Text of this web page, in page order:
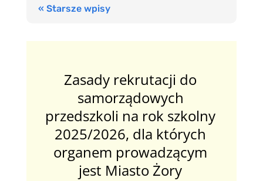
« Starsze wpisy
Zasady rekrutacji do
samorządowych
przedszkoli na rok szkolny
2025/2026, dla których
organem prowadzącym
jest Miasto Żory